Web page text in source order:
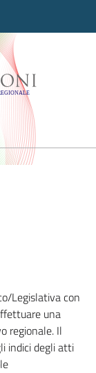
-
Legislativa con
una
regionale. Il
indici degli atti